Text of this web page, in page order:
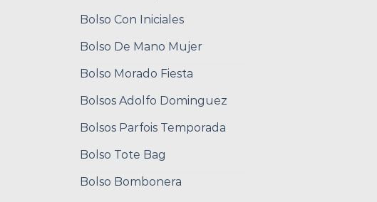
Bolso Con Iniciales
Bolso De Mano Mujer
Bolso Morado Fiesta
Bolsos Adolfo Dominguez
Bolsos Parfois Temporada
Bolso Tote Bag
Bolso Bombonera